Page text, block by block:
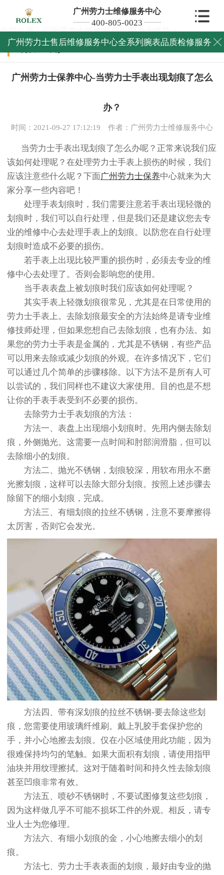
广州劳力士维修服务中心
400-805-0023
广州劳力士售后维修服务中心全系列腕表品质检修服务 
当前位置：广州劳力士维修中心>劳力士维修>
劳力士维修
广州劳力士保养中心-当劳力士手表出现划痕了怎么
办？
时间：2021-09-27 17:12:19 作者：广州劳力士维修服务中心
当劳力士手表出现划痕了怎么办呢？正常来说我们应
该如何处理呢？在处理劳力士手表上损伤的时候，我们
应该注意些什么呢？下面广州劳力士保养中心就来为大
家分享一些内容吧！
处理手表划痕时，我们需要注意若手表出现轻微的
划痕时，我们可以自行处理，但是我们还是建议您去专
业的维修中心去处理手表上的划痕。以防您在自行处理
划痕时造成不必要的损伤。
若手表上出现比较严重的损伤时，必须去专业的维
修中心去处理了。否则会影响您的使用。
当手表表盘上被划痕时我们应该如何处理呢？
其实手表上轻微划痕很常见，尤其是在日常使用的
劳力士手表上。去除划痕最安全的方法始终是请专业维
修技师处理，但如果您想自己去除划痕，也有办法。如
果您的劳力士手表是金属的，尤其是不锈钢，有些产品
可以用来去除或减少划痕的外观。在许多情况下，它们
可以通过几个简单的步骤移除。以下方法不是所有人可
以尝试的，我们同样也不建议大家使用。目的也是不想
让你的手表手表受到不必要的损伤。
去除劳力士手表划痕的方法：
方法一、表盘上出现细小划痕时。先用内侧去除划
痕，外侧抛光。这需要一点时间和肘部润滑脂，但可以
去除细小的划痕。
方法二、抛光不锈钢，划痕较深，用软布用永不磨
光擦划痕，这样可以去除大部分划痕。按照上述步骤去
除留下的细小划痕，完成。
方法三、有细划痕的拉丝不锈钢，注意不要摩擦得
太厉害，否则它会发光。
方法四、带有深划痕的拉丝不锈钢-要去除这些划
痕，您需要使用玻璃纤维刷。戴上乳胶手套保护您的
手，并小心地擦去划痕。仅在小区域使用此功能，因为
很难保持均匀的笔触。如果大面积有划痕，请使用指甲
油块并用纹理擦拭。这对于随着时间和持久性去除划痕
甚至凹痕非常有效。
方法五、喷砂不锈钢时，不要试图修复这些划痕，
因为这样做几乎不可能不损坏工件的外观。相反，请专
业人士为您修理。
方法六、有细小划痕的金，小心地擦去细小的划
痕。
方法七、劳力士手表表面的划痕，最好由专业的抛